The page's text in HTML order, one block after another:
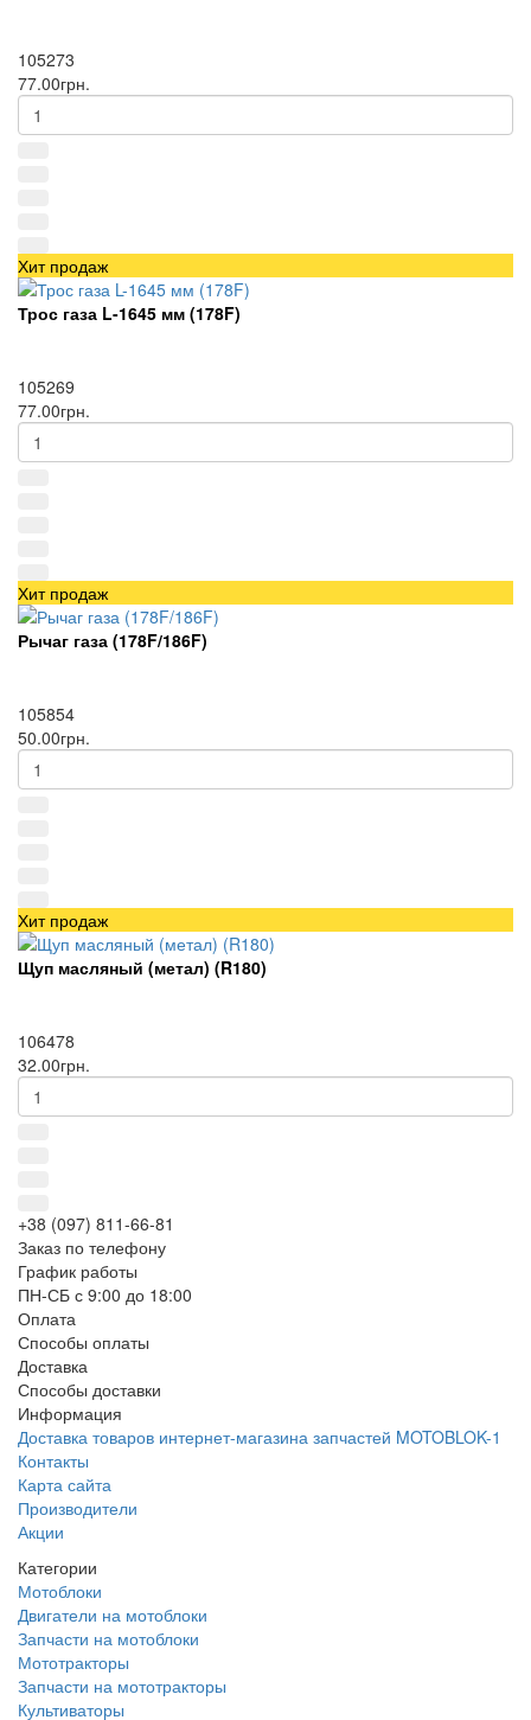
105273
77.00грн.
Хит продаж
Трос газа L-1645 мм (178F)
105269
77.00грн.
Хит продаж
Рычаг газа (178F/186F)
105854
50.00грн.
Хит продаж
Щуп масляный (метал) (R180)
106478
32.00грн.
+38 (097) 811-66-81
Заказ по телефону
График работы
ПН-СБ с 9:00 до 18:00
Оплата
Способы оплаты
Доставка
Способы доставки
Информация
Доставка товаров интернет-магазина запчастей MOTOBLOK-1
Контакты
Карта сайта
Производители
Акции
Категории
Мотоблоки
Двигатели на мотоблоки
Запчасти на мотоблоки
Мототракторы
Запчасти на мототракторы
Культиваторы